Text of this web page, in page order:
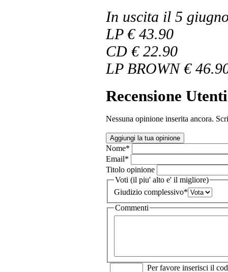
In uscita il 5
LP € 43.90
CD € 22.90
LP BROWN €
Recensione Utenti
Nessuna opinione inserita ancora.
Aggiungi la tua opinione
Nome*
Email*
Titolo opinione
Voti (il piu' alto e' il migliore)
Giudizio complessivo*
Commenti
Per favore inserisci il